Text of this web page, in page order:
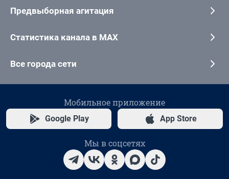
Предвыборная агитация
Статистика канала в MAX
Все города сети
Мобильное приложение
Google Play App Store
Мы в соцсетях